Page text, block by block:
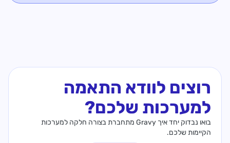
רוצים לוודא התאמה
למערכות שלכם?
בואו נבדוק יחד איך Gravy מתחברת בצורה חלקה למערכות
הקיימות שלכם.